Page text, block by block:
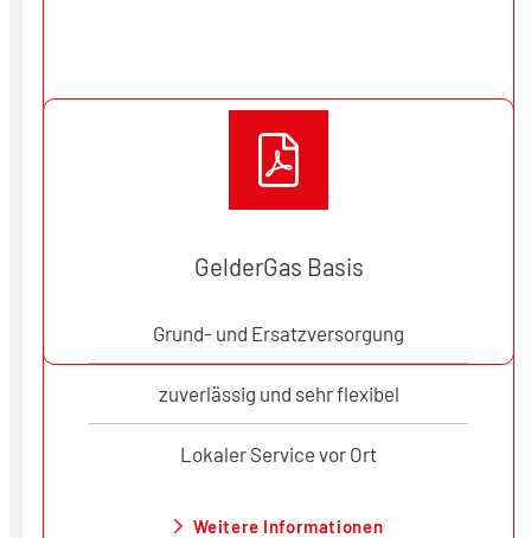
GelderGas Basis
Grund- und Ersatzversorgung
zuverlässig und sehr flexibel
Lokaler Service vor Ort
Weitere Informationen